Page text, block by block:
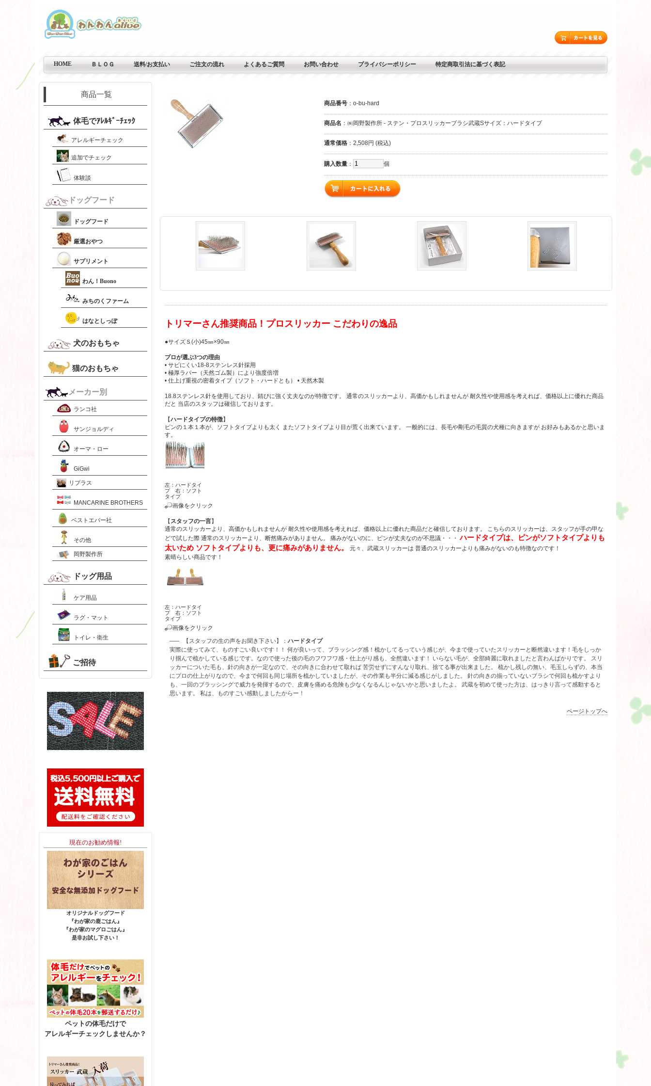
HOME ＢＬＯＧ 送料/お支払い ご注文の流れ よくあるご質問 お問い合わせ プライバシーポリシー 特定商取引法に基づく表記
商品番号 ：o-bu-hard
商品名 ：㈱岡野製作所 - ステン・プロスリッカーブラシ武蔵Sサイズ：ハードタイプ
通常価格 ：2,508円 (税込)
購入数量 ： 個
トリマーさん推奨商品！プロスリッカー こだわりの逸品
●サイズＳ(小)45㎜×90㎜
プロが選ぶ3つの理由
• サビにくい18-8ステンレス針採用
• 極厚ラバー（天然ゴム製）により強度倍増
• 仕上げ重視の密着タイプ（ソフト・ハードとも） • 天然木製
18.8ステンレス針を使用しており、錆びに強く丈夫なのが特徴です。 通常のスリッカーより、高価かもしれませんが 耐久性や使用感を考えれば、価格以上に優れた商品
だと 当店のスタッフは確信しております。
【ハードタイプの特徴】
ピンの１本１本が、ソフトタイプよりも太く またソフトタイプより目が荒く出来ています。 一般的には、長毛や剛毛の毛質の犬種に向きますが お好みもあるかと思いま
す。
左：ハードタイ
プ 右：ソフト
タイプ
画像をクリック
【 スタッフの一言】
通常のスリッカーより、高価かもしれませんが 耐久性や使用感を考えれば、価格以上に優れた商品だと確信しております。 こちらのスリッカーは、スタッフが手の甲な
どで試した際 通常のスリッカーより、断然痛みがありません。 痛みがないのに、ピンが丈夫なのが不思議・・・ハードタイプは、ピンがソフトタイプよりも
太いため ソフトタイプよりも、更に痛みがありません。
元々、武蔵スリッカーは 普通のスリッカーよりも痛みがないのも特徴なのです！
素晴らしい商品です！
左：ハードタイ
プ 右：ソフト
タイプ
画像をクリック
【スタッフの生の声をお聞き下さい】： ハードタイプ
実際に使ってみて、ものすごい良いです！！ 何が良いって、ブラッシング感！梳かしてるっていう感じが、今まで使っていたスリッカーと断然違います！毛をしっか
り掴んで梳かしている感じです。なので使った後の毛のフワフワ感・仕上がり感も、全然違います！ いらない毛が、全部綺麗に取れましたと言わんばかりです。 スリ
ッカーについた毛も、針の向きが一定なので、その向きに合わせて取れば 苦労せずにすんなり取れ、捨てる事が出来ました。 梳かし残しの無い、毛玉しらずの、本当
にプロの仕上がりなので、今まで何回も同じ場所を梳かしていましたが、その作業も半分に減る感じがしました。 針の向きの揃っていないブラシで何回も梳かすより
も、一回のブラッシングで威力を発揮するので、皮膚を痛める危険も少なくなるんじゃないかと思いましたよ。 武蔵を初めて使った方は、はっきり言って感動すると
思います。 私は、ものすごい感動しましたからー！
ページトップへ
商品一覧
体毛でｱﾚﾙｷﾞｰﾁｪｯｸ
アレルギーチェック
追加でチェック
体験談
ドッグフード
ドッグフード
厳選おやつ
サプリメント
わん！Buono
みちのくファーム
はなとしっぽ
犬のおもちゃ
猫のおもちゃ
メーカー別
ランコ社
サンジョルディ
オーマ・ロー
GiGwi
リプラス
MANCARINE BROTHERS
ベストエバー社
その他
岡野製作所
ドッグ用品
ケア用品
ラグ・マット
トイレ・衛生
ご招待
現在のお勧め情報!
オリジナルドッグフード
『わが家の鹿ごはん』
『わが家のマグロごはん』
是非お試し下さい！
ペットの体毛だけで
アレルギーチェックしませんか？